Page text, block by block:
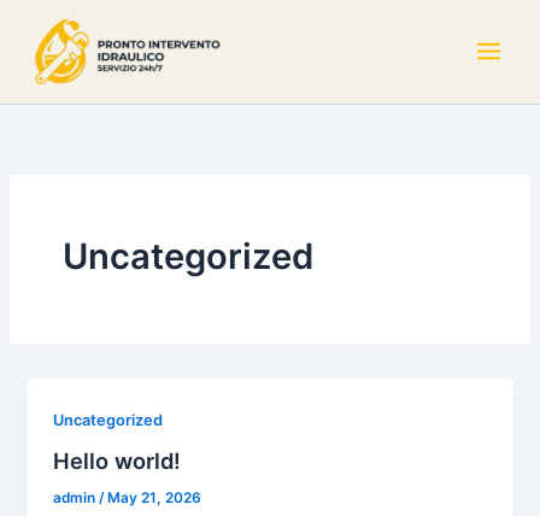
content
Uncategorized
Uncategorized
Hello world!
admin/ May 21, 2026